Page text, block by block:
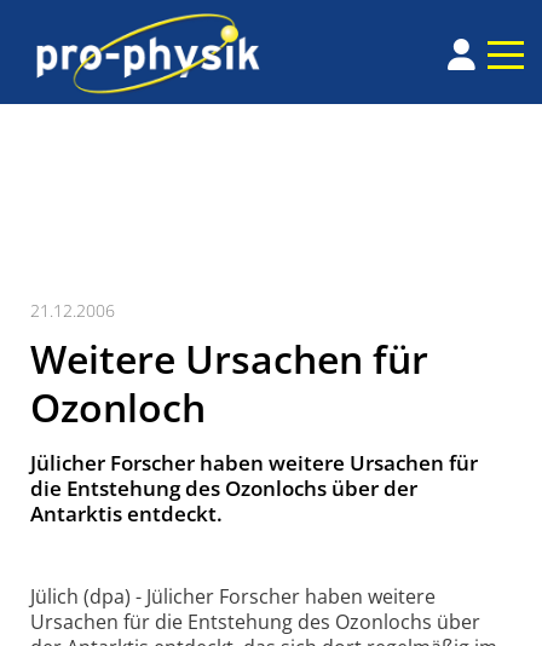
21.12.2006
Weitere Ursachen für
Ozonloch
Jülicher Forscher haben weitere Ursachen für
die Entstehung des Ozonlochs über der
Antarktis entdeckt.
Jülich (dpa) - Jülicher Forscher haben weitere
Ursachen für die Entstehung des Ozonlochs über